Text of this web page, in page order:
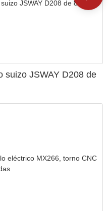
suizo JSWAY D208 de